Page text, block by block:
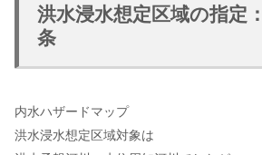
洪水浸水想定区域の指定
条
内水ハザードマップ
洪水浸水想定区域対象は